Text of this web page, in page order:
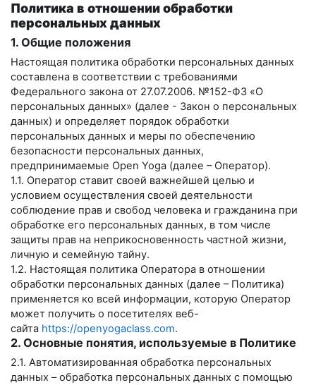
Политика в отношении обработки
персональных данных
1. Общие положения
Настоящая политика обработки персональных данных
составлена в соответствии с требованиями
Федерального закона от 27.07.2006. №152-ФЗ «О
персональных данных» (далее - Закон о персональных
данных) и определяет порядок обработки
персональных данных и меры по обеспечению
безопасности персональных данных,
предпринимаемые Open Yoga (далее – Оператор).
1.1. Оператор ставит своей важнейшей целью и
условием осуществления своей деятельности
соблюдение прав и свобод человека и гражданина при
обработке его персональных данных, в том числе
защиты прав на неприкосновенность частной жизни,
личную и семейную тайну.
1.2. Настоящая политика Оператора в отношении
обработки персональных данных (далее – Политика)
применяется ко всей информации, которую Оператор
может получить о посетителях веб-
сайта https://openyogaclass.com.
2. Основные понятия, используемые в Политике
2.1. Автоматизированная обработка персональных
данных – обработка персональных данных с помощью